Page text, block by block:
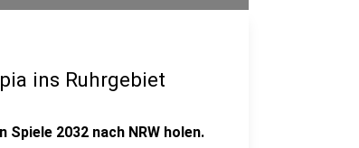
ins Ruhrgebiet
2032 nach NRW holen.